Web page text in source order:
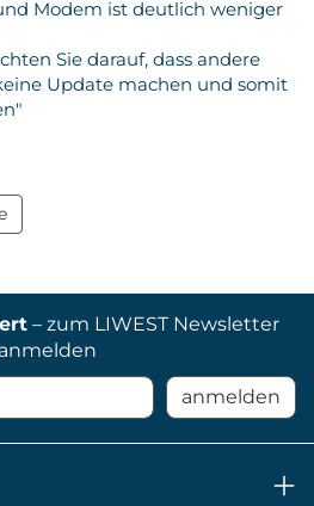
Modem ist deutlich weniger
Sie darauf, dass andere
Update machen und somit
– zum LIWEST Newsletter
anmelden
Mail
Adresse
anmelden